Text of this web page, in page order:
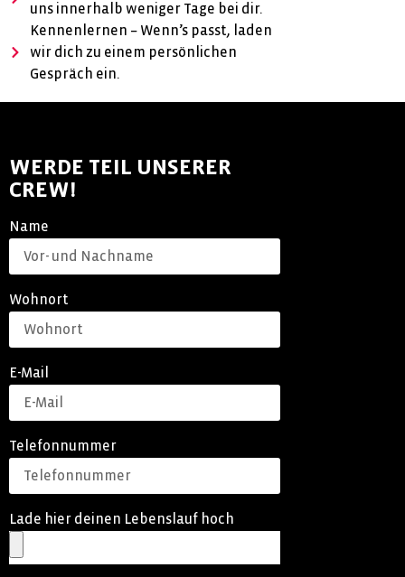
uns innerhalb weniger Tage bei dir.
Kennenlernen – Wenn’s passt, laden
wir dich zu einem persönlichen
Gespräch ein.
WERDE TEIL UNSERER
CREW!
Name
Wohnort
E-Mail
Telefonnummer
Lade hier deinen Lebenslauf hoch